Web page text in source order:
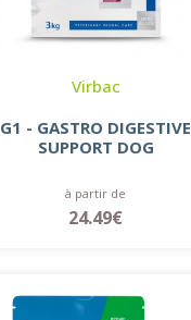
Virbac
G1 - GASTRO DIGESTIVE
SUPPORT DOG
à partir de
24.49€